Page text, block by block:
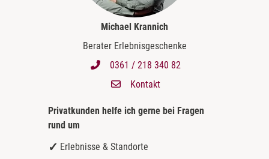
Michael Krannich
Berater Erlebnisgeschenke
0361 / 218 340 82
Kontakt
Privatkunden helfe ich gerne bei Fragen
rund um
Erlebnisse & Standorte